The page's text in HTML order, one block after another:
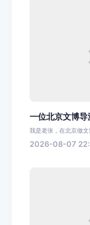
一位北京文博
我是老张，在北京做
2026-08-07